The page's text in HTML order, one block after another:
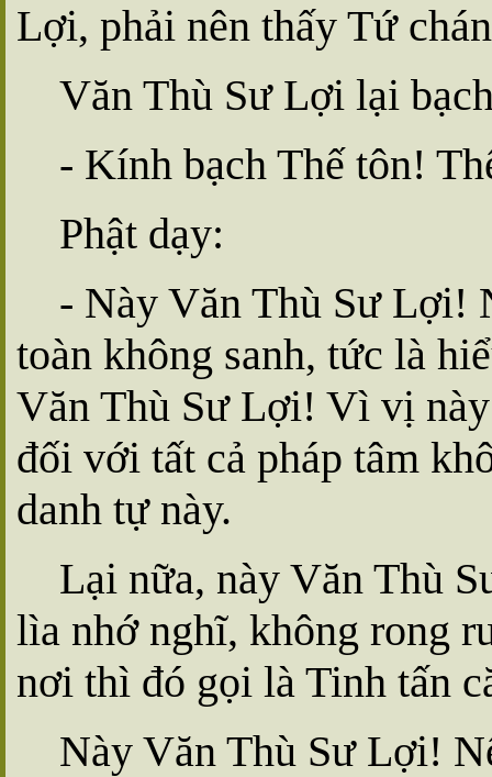
Lợi, phải nên thấy Tứ
Văn Thù Sư Lợi lại
- Kính bạch Thế tôn!
Phật dạy:
- Này Văn Thù Sư Lợi!
toàn không sanh, tức là
Văn Thù Sư Lợi! Vì vị này
đối với tất cả pháp tâm
danh tự này.
Lại nữa, này Văn Thù
lìa nhớ nghĩ, không rong
nơi thì đó gọi là Tinh tấn
Này Văn Thù Sư Lợi!